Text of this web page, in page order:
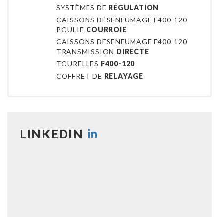
SYSTÈMES DE RÉGULATION
CAISSONS DÉSENFUMAGE F400-120
POULIE COURROIE
CAISSONS DÉSENFUMAGE F400-120
TRANSMISSION DIRECTE
TOURELLES F400-120
COFFRET DE RELAYAGE
LINKEDIN